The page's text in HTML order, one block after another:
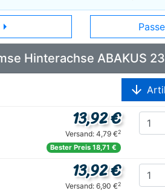
arrow_right
Hinterachse ABAKUS
arrow_downward
13,92 €
Versand: 4,79 €2
Bester Preis 18,71 €
13,92 €
Versand: 6,90 €2